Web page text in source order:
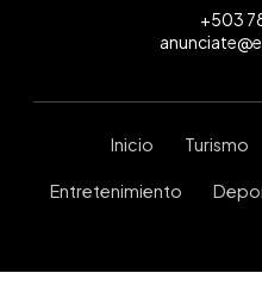
+503
Inicio Turismo
Entretenimiento